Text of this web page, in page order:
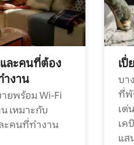
ละคนที่ต้อง
ำงาน
ยพร้อม Wi-Fi
เหมาะกับ
ะคนที่ทำงาน
เปี่
บา
ที่พั
เด่
เค
แส